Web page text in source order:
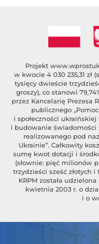
Projekt
w kwocie 4 030 235,31 zł
tysięcy dwieście
groszy), co stanowi
przez Kancelarię Prezesa
publicznego
i społeczności
i budowanie świadomości
realizowanego pod
Ukrainie”. Całkowity
sumę kwot dotacji i
(słownie: pięć milionów
trzydzieści sześć złotych
KRPM została
kwietnia 2003 r. o
i o